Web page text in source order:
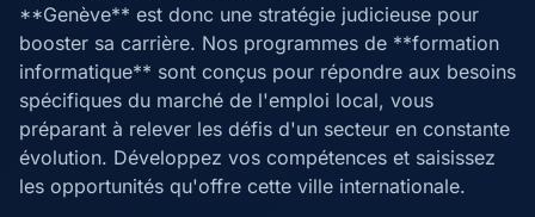
**Genève** est donc une stratégie judicieuse pour
booster sa carrière. Nos programmes de **formation
informatique** sont conçus pour répondre aux besoins
spécifiques du marché de l'emploi local, vous
préparant à relever les défis d'un secteur en constante
évolution. Développez vos compétences et saisissez
les opportunités qu'offre cette ville internationale.